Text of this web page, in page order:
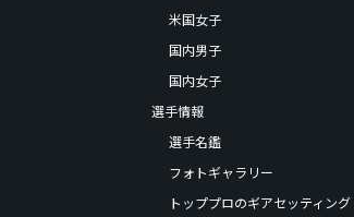
米国女子
国内男子
国内女子
選手情報
選手名鑑
フォトギャラリー
トッププロのギアセッティング